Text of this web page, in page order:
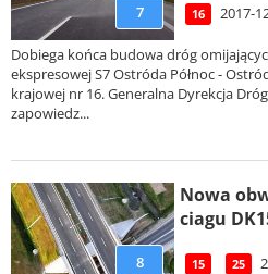
7 16 2017-
Dobiega końca budowa dróg
ekspresowej S7 Ostróda Północ -
krajowej nr 16. Generalna Dyrekcja
zapowiedz...
8
Nowa
ciagu
15 25